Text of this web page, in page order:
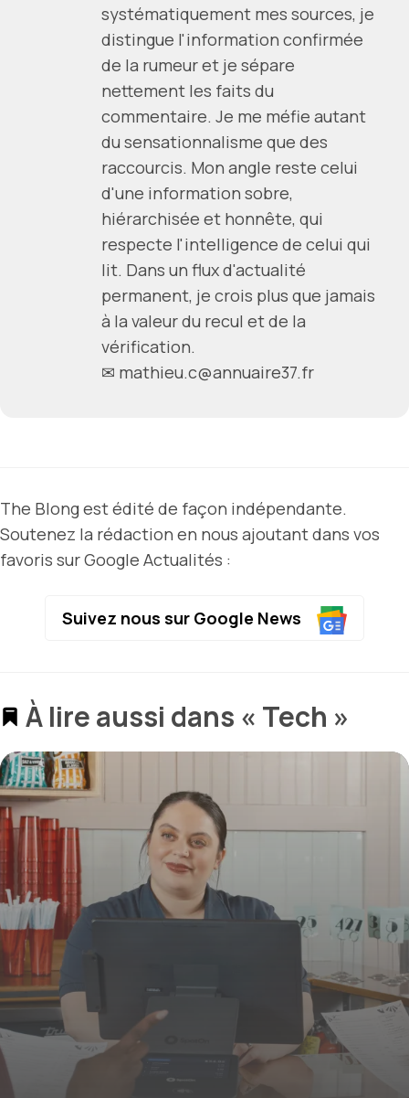
systématiquement mes sources, je
distingue l'information confirmée
de la rumeur et je sépare
nettement les faits du
commentaire. Je me méfie autant
du sensationnalisme que des
raccourcis. Mon angle reste celui
d'une information sobre,
hiérarchisée et honnête, qui
respecte l'intelligence de celui qui
lit. Dans un flux d'actualité
permanent, je crois plus que jamais
à la valeur du recul et de la
vérification.
✉ mathieu.c@annuaire37.fr
The Blong est édité de façon indépendante.
Soutenez la rédaction en nous ajoutant dans vos
favoris sur Google Actualités :
Suivez nous sur Google News
À lire aussi dans « Tech »